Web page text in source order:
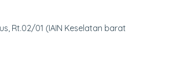
Rt.02/01 (IAIN Keselatan barat